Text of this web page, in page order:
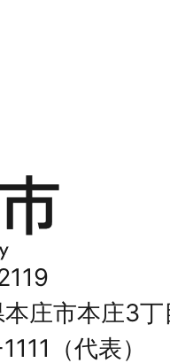
庄市本庄3丁
（代表）